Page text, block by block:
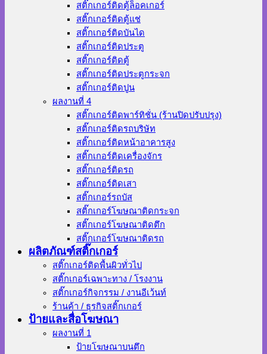
สติ๊กเกอร์ติดตู้ล็อคเกอร์
สติ๊กเกอร์ติดตู้แช่
สติ๊กเกอร์ติดบันได
สติ๊กเกอร์ติดประตู
สติ๊กเกอร์ติดตู้
สติ๊กเกอร์ติดประตูกระจก
สติ๊กเกอร์ติดปูน
ผลงานที่ 4
สติ๊กเกอร์ติดพาร์ทิชั่น (ร้านปิดปรับปรุง)
สติ๊กเกอร์ติดรถบริษัท
สติ๊กเกอร์ติดหน้าอาคารสูง
สติ๊กเกอร์ติดเครื่องจักร
สติ๊กเกอร์ติดรถ
สติ๊กเกอร์ติดเสา
สติ๊กเกอร์รถบัส
สติ๊กเกอร์โฆษณาติดกระจก
สติ๊กเกอร์โฆษณาติดตึก
สติ๊กเกอร์โฆษณาติดรถ
ผลิตภัณฑ์สติ๊กเกอร์
สติ๊กเกอร์ติดพื้นผิวทั่วไป
สติ๊กเกอร์เฉพาะทาง / โรงงาน
สติ๊กเกอร์กิจกรรม / งานอีเว้นท์
ร้านค้า / ธุรกิจสติ๊กเกอร์
ป้ายและสื่อโฆษณา
ผลงานที่ 1
ป้ายโฆษณาบนตึก